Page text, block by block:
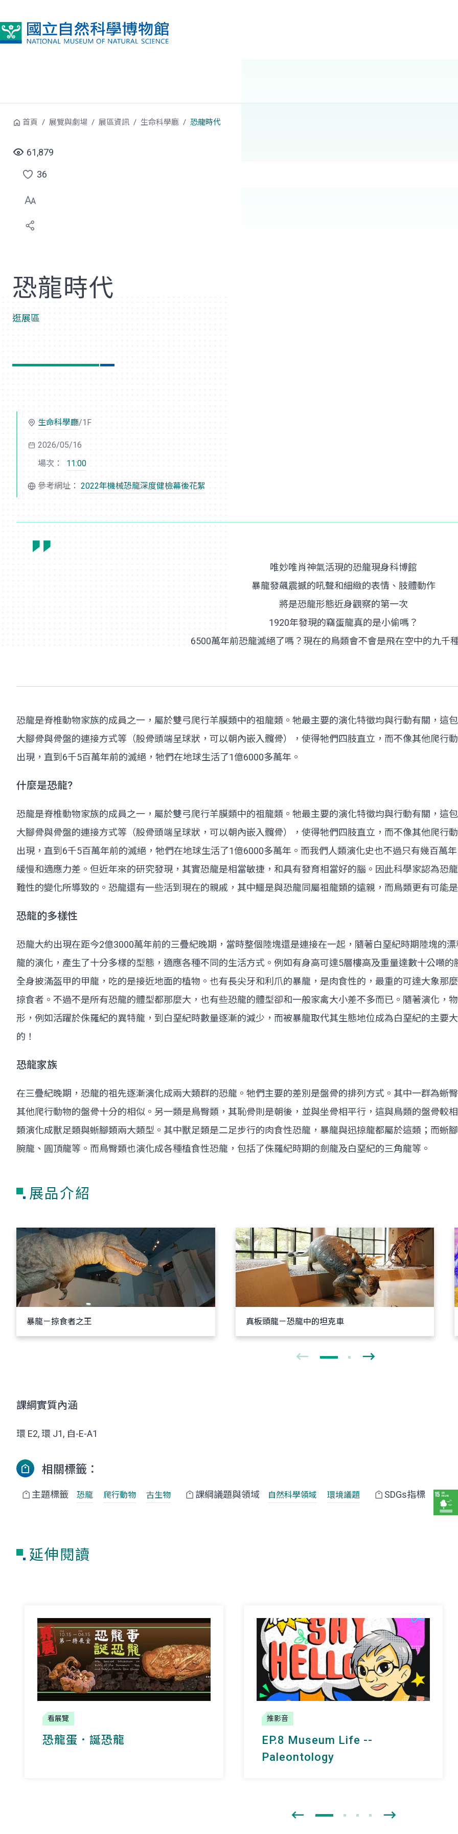
首頁 展覽與劇場 展區資訊 生命科學廳 恐龍時代
61,879
點
選
喜
36
恐龍時代
逛展區
生命科學廳/1F
2026/05/16
場次：
11:00
參考網址： 2022年機械恐龍深度健檢幕後花絮
唯妙唯肖神氣活現的恐龍現身科博館
暴龍發飆震撼的吼聲和細緻的表情、肢體動作
將是恐龍形態近身觀察的第一次
1920年發現的竊蛋龍真的是小偷嗎？
6500萬年前恐龍滅絕了嗎？現在的鳥類會不會是飛在空中的九千
恐龍是脊椎動物家族的成員之一，屬於雙弓爬行羊膜類中的祖龍類。牠最主要的演化特徵均與行動有關，這
大腳骨與骨盤的連接方式等（股骨頭端呈球狀，可以朝內嵌入髖骨），使得牠們四肢直立，而不像其他爬行
出現，直到6千5百萬年前的滅絕，牠們在地球生活了1億6000多萬年。
什麼是恐龍?
恐龍是脊椎動物家族的成員之一，屬於雙弓爬行羊膜類中的祖龍類。牠最主要的演化特徵均與行動有關，這
大腳骨與骨盤的連接方式等（股骨頭端呈球狀，可以朝內嵌入髖骨），使得牠們四肢直立，而不像其他爬行
出現，直到6千5百萬年前的滅絕，牠們在地球生活了1億6000多萬年。而我們人類演化史也不過只有幾百萬
緩慢和適應力差。但近年來的研究發現，其實恐龍是相當敏捷，和具有發育相當好的腦。因此科學家認為恐
難性的變化所導致的。恐龍還有一些活到現在的親戚，其中鱷是與恐龍同屬祖龍類的遠親，而鳥類更有可能
恐龍的多樣性
恐龍大約出現在距今2億3000萬年前的三疊紀晚期，當時整個陸塊還是連接在一起，隨著白堊紀時期陸塊的
龍的演化，產生了十分多樣的型態，適應各種不同的生活方式。例如有身高可達5層樓高及重量達數十公噸
全身披滿盔甲的甲龍，吃的是接近地面的植物。也有長尖牙和利爪的暴龍，是肉食性的，最重的可達大象那
掠食者。不過不是所有恐龍的體型都那麼大，也有些恐龍的體型卻和一般家禽大小差不多而已。隨著演化，
形，例如活躍於侏羅紀的異特龍，到白堊紀時數量逐漸的減少，而被暴龍取代其生態地位成為白堊紀的主要
的！
恐龍家族
在三疊紀晚期，恐龍的祖先逐漸演化成兩大類群的恐龍。牠們主要的差別是盤骨的排列方式。其中一群為蜥
其他爬行動物的盤骨十分的相似。另一類是鳥臀類，其恥骨則是朝後，並與坐骨相平行，這與鳥類的盤骨較
類演化成獸足類與蜥腳類兩大類型。其中獸足類是二足步行的肉食性恐龍，暴龍與迅掠龍都屬於這類；而蜥
腕龍、圓頂龍等。而鳥臀類也演化成各種植食性恐龍，包括了侏羅紀時期的劍龍及白堊紀的三角龍等。
展品介紹
暴龍－掠食者之王 真板頭龍－恐龍中的坦克車
課綱實質內涵
環 E2, 環 J1, 自-E-A1
相關標籤：
主題標籤 恐龍 爬行動物 古生物 課綱議題與領域 自然科學領域 環境議題 SDGs指標
延伸閱讀
看展覽
恐龍蛋．誕恐龍
推影音
EP.8 Museum Life --
Paleontology